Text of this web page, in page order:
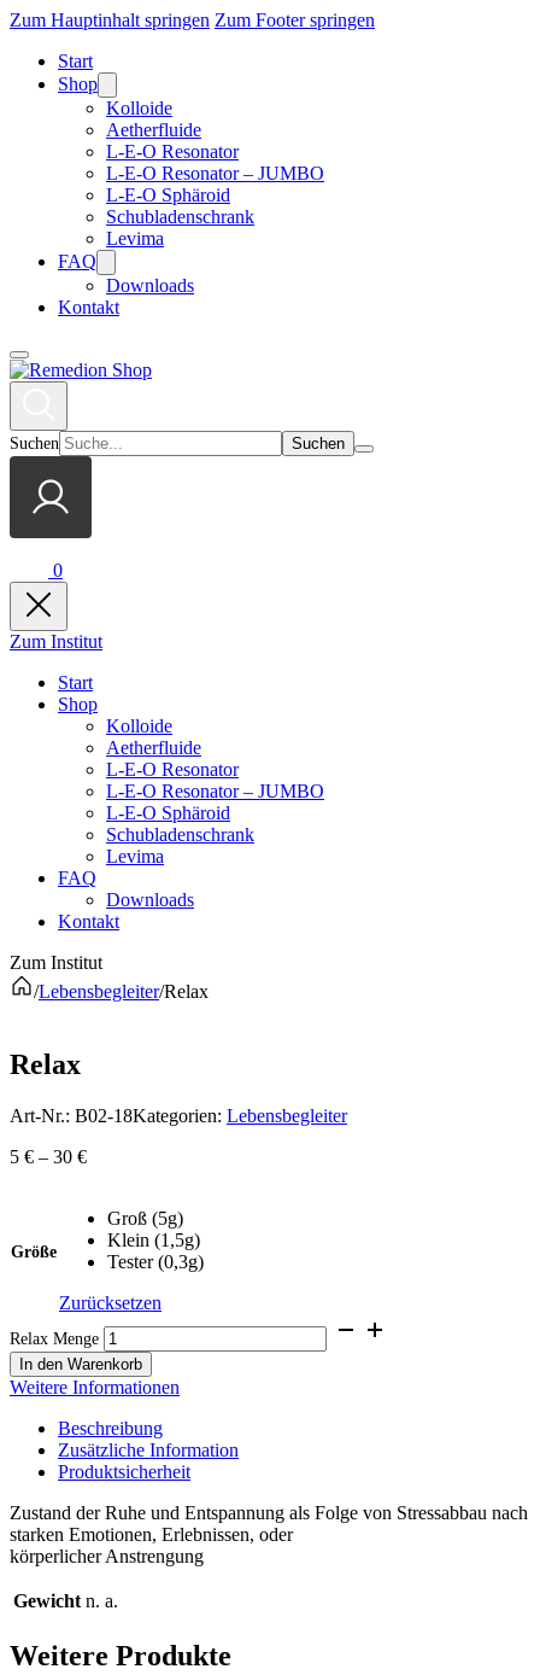
Zum Hauptinhalt springen Zum Footer springen
Start
Shop
Kolloide
Aetherfluide
L-E-O Resonator
L-E-O Resonator – JUMBO
L-E-O Sphäroid
Schubladenschrank
Levima
FAQ
Downloads
Kontakt
Suchen
0
Zum Institut
Start
Shop
Kolloide
Aetherfluide
L-E-O Resonator
L-E-O Resonator – JUMBO
L-E-O Sphäroid
Schubladenschrank
Levima
FAQ
Downloads
Kontakt
Zum Institut
/Lebensbegleiter/Relax
Relax
Art-Nr.: B02-18Kategorien: Lebensbegleiter
5 € – 30 €
Größe
Groß (5g)
Klein (1,5g)
Tester (0,3g)
Zurücksetzen
Relax Menge
In den Warenkorb
Weitere Informationen
Beschreibung
Zusätzliche Information
Produktsicherheit
Zustand der Ruhe und Entspannung als Folge von Stressabbau nach
starken Emotionen, Erlebnissen, oder
körperlicher Anstrengung
Gewicht n. a.
Weitere Produkte